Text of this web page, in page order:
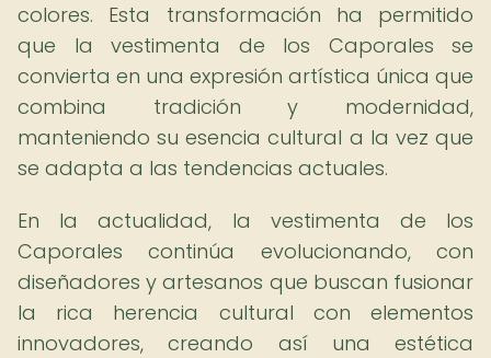
colores. Esta transformación ha permitido
que la vestimenta de los Caporales se
convierta en una expresión artística única que
combina tradición y modernidad,
manteniendo su esencia cultural a la vez que
se adapta a las tendencias actuales.
En la actualidad, la vestimenta de los
Caporales continúa evolucionando, con
diseñadores y artesanos que buscan fusionar
la rica herencia cultural con elementos
innovadores, creando así una estética